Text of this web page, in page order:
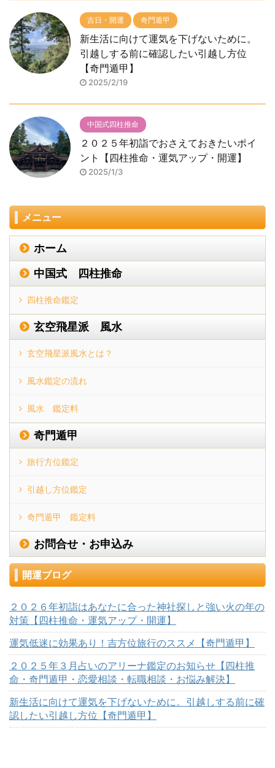
吉日・開運 奇門遁甲
新生活に向けて運気を下げないために。
引越しする前に確認したい引越し方位
【奇門遁甲】
2025/2/19
中国式四柱推命
２０２５年初詣でおさえておきたいポイ
ント【四柱推命・運気アップ・開運】
2025/1/3
メニュー
ホーム
中国式 四柱推命
四柱推命鑑定
玄空飛星派 風水
玄空飛星派風水とは？
風水鑑定の流れ
風水 鑑定料
奇門遁甲
旅行方位鑑定
引越し方位鑑定
奇門遁甲 鑑定料
お問合せ・お申込み
開運ブログ
２０２６年初詣はあなたに合った神社探しと強い火の年の
対策【四柱推命・運気アップ・開運】
運気低迷に効果あり！吉方位旅行のススメ【奇門遁甲】
２０２５年３月占いのアリーナ鑑定のお知らせ【四柱推
命・奇門遁甲・恋愛相談・転職相談・お悩み解決】
新生活に向けて運気を下げないために。引越しする前に確
認したい引越し方位【奇門遁甲】